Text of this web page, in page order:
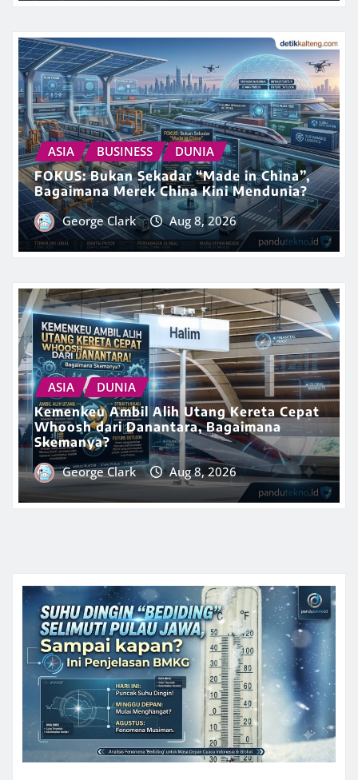
ASIA BUSINESS
DUNIA
FOKUS: Bukan Sekadar “Made in China”,
Bagaimana Merek China Kini Mendunia?
George Clark
Aug 8, 2026
ASIA
DUNIA
Kemenkeu Ambil Alih Utang Kereta Cepat
Whoosh dari Danantara, Bagaimana
Skemanya?
George Clark
Aug 8, 2026